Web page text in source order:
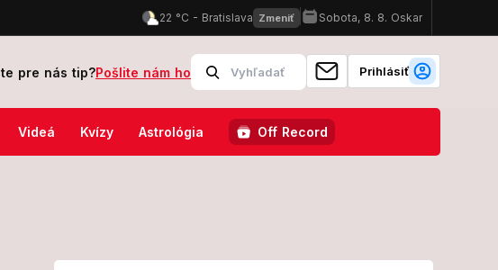
Klimatologička Jarošová po EXTRÉMOCH varuje: My sme boli naučení, že
pre nás tip?Pošlite nám ho Prihlásiť
Videá Kvízy Astrológia Off Record